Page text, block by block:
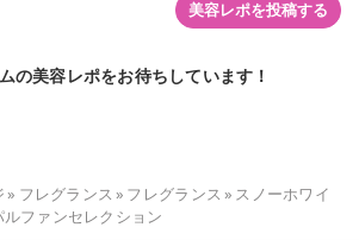
美容レポを投稿する
の美容レポをお待ちしています！
» フレグランス » フレグランス » スノーホワイ
ファンセレクション